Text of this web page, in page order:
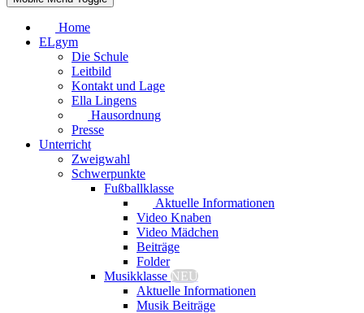
Home
ELgym
Die Schule
Leitbild
Kontakt und Lage
Ella Lingens
Hausordnung
Presse
Unterricht
Zweigwahl
Schwerpunkte
Fußballklasse
Aktuelle Informationen
Video Knaben
Video Mädchen
Beiträge
Folder
Musikklasse NEU
Aktuelle Informationen
Musik Beiträge